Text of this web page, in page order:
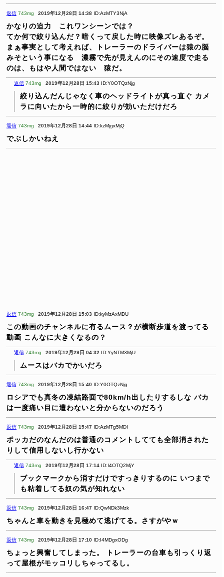
返信 743mg 2019年12月28日 14:38 ID:AzMTY3NjA
かなりの迫力 これワンシーンでは？
てか何で絞り込んだ？暗くって戻した時に映像ズレあるぞ。
まぁ事実として考えれば、トレーラーのドライバーは猿の脳
みそという事になる 濃霧で先が見えんのにその速度で走る
のは、もはや人間ではない 猿だ。
返信 743mg 2019年12月28日 15:43 ID:Y0OTQzNjg
絞り込んだんじゃなく車のヘッドライトが真っ直ぐ カメ
ラに向いたから一時的に絞りが効いただけだろ
返信 743mg 2019年12月28日 14:44 ID:kzMjgxMjQ
でぶしかいねえ
返信 743mg 2019年12月28日 15:03 ID:kyMzAxMDU
この動画のチャンネルに有るムース？が横断歩道を渡ってる
動画 こんなに大きくなるの？
返信 743mg 2019年12月29日 04:32 ID:YyNTM3MjU
ムースはバカでかいだろ
返信 743mg 2019年12月28日 15:40 ID:Y0OTQzNjg
ロシアでも真冬の凍結路面で80km/h出したりするしな バカ
は一度痛い目に遭わないと分からないのだろう
返信 743mg 2019年12月28日 15:47 ID:AzMTg5MDI
ポッカだのなんだのは普通のコメントしてても全部消された
りして信用しないし行かない
返信 743mg 2019年12月28日 17:14 ID:I4OTQ2MjY
ブックマークから消すだけですっきりするのに いつまで
も粘着してる奴の気が知れない
返信 743mg 2019年12月28日 16:47 ID:QwNDk3Mzk
ちゃんと車を動きを見極めて逃げてる。さすがやｗ
返信 743mg 2019年12月28日 17:10 ID:I4MDgxODg
ちょっと興奮してしまった。
トレーラーの台車も引っくり返
って屋根がモッコリしちゃってるし。